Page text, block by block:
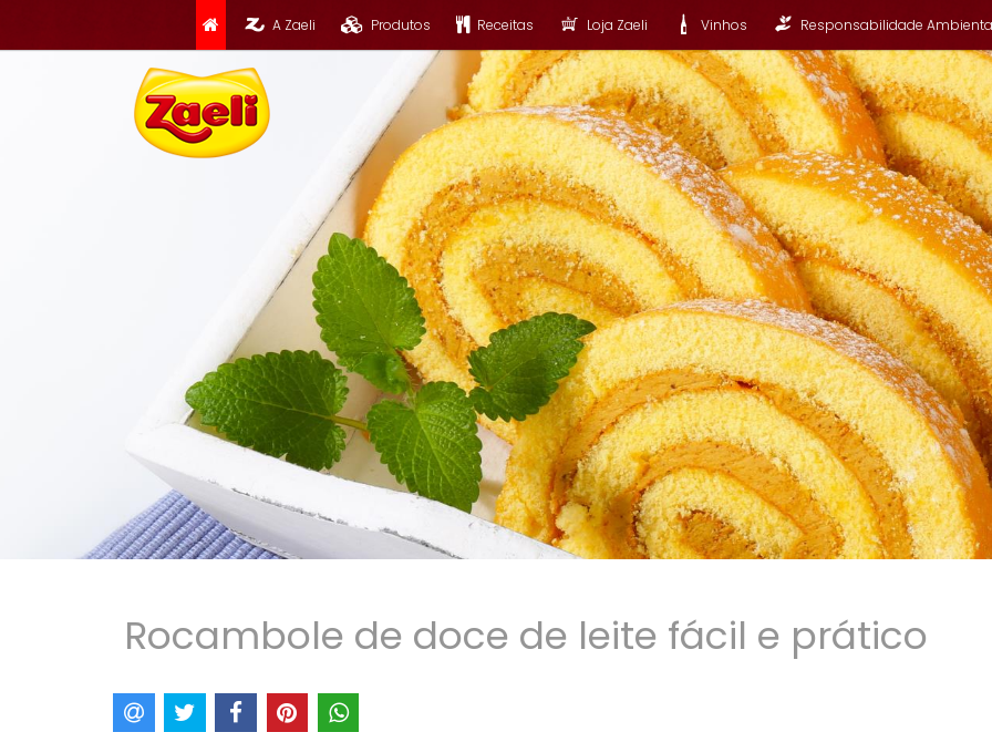
A Zaeli Produtos Receitas Loja Zaeli Vinhos Responsabilidade
Rocambole de doce de leite fácil e prático